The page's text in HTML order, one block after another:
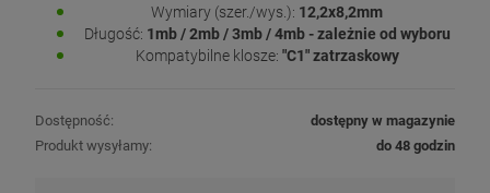
Wymiary (szer./wys.): 12,2x8,2mm
Długość: 1mb / 2mb / 3mb / 4mb - zależnie od wyboru
Kompatybilne klosze: "C1" zatrzaskowy
Dostępność:
dostępny w magazynie
Produkt wysyłamy:
do 48 godzin